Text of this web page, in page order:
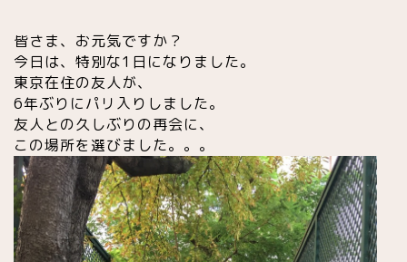
皆さま、お元気ですか ？
今日は、特別な1日になりました。
東京在住の友人が、
6年ぶりにパリ入りしました。
友人との久しぶりの再会に、
この場所を選びました。。。